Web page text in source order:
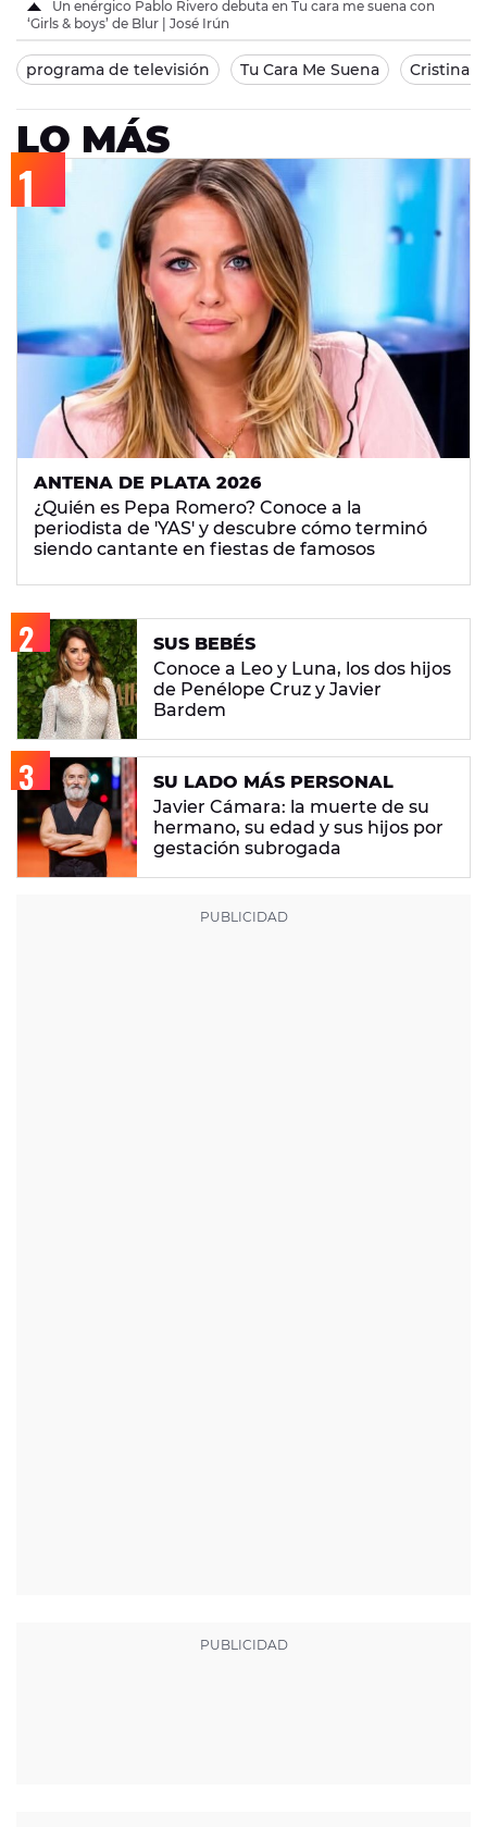
Un enérgico Pablo Rivero debuta en Tu cara me suena con
‘Girls & boys’ de Blur | José Irún
programa de televisión Tu Cara Me Suena Cristina
LO MÁS
ANTENA DE PLATA 2026
¿Quién es Pepa Romero? Conoce a la
periodista de 'YAS' y descubre cómo terminó
siendo cantante en fiestas de famosos
SUS BEBÉS
Conoce a Leo y Luna, los dos hijos
de Penélope Cruz y Javier
Bardem
SU LADO MÁS PERSONAL
Javier Cámara: la muerte de su
hermano, su edad y sus hijos por
gestación subrogada